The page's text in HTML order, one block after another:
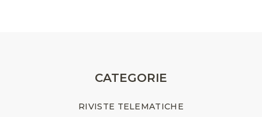
CATEGORIE
RIVISTE TELEMATICHE